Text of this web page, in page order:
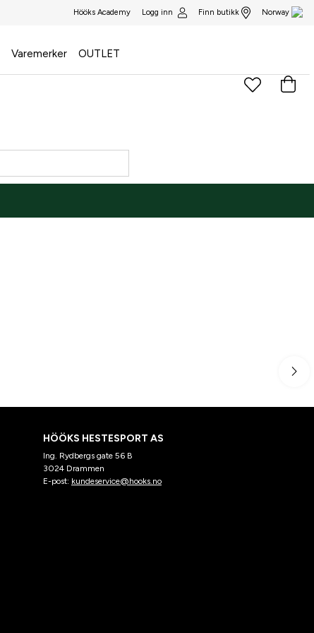
Hööks Academy Logg inn Finn butikk Norway
Varemerker OUTLET
HÖÖKS HESTESPORT AS
Ing. Rydbergs gate 56 B
3024 Drammen
E-post: kundeservice@hooks.no